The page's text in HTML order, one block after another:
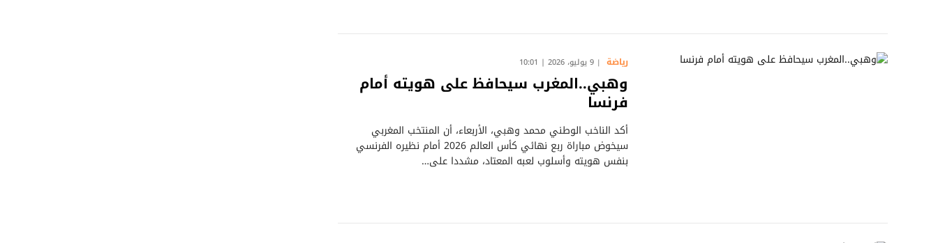
رياضة 9 يوليو، 2026 | 10:01
وهبي..المغرب سيحافظ على هويته أمام
فرنسا
أكد الناخب الوطني محمد وهبي، الأربعاء، أن المنتخب المغربي
سيخوض مباراة ربع نهائي كأس العالم 2026 أمام نظيره الفرنسي
بنفس هويته وأسلوب لعبه المعتاد، مشددا على…